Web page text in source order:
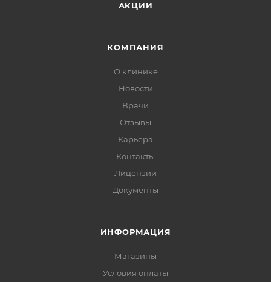
АКЦИИ
КОМПАНИЯ
О клинике
Новости
Врачи
Отзывы
Карьера
Контакты
Лицензии
Документы
ИНФОРМАЦИЯ
Магазины
Условия оплаты